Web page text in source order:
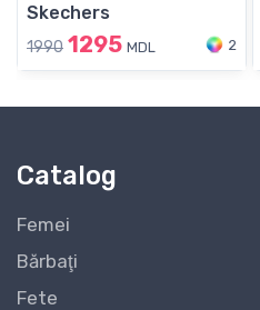
Skechers
1990 1295 MDL 2
Catalog
Femei
Bărbaţi
Fete